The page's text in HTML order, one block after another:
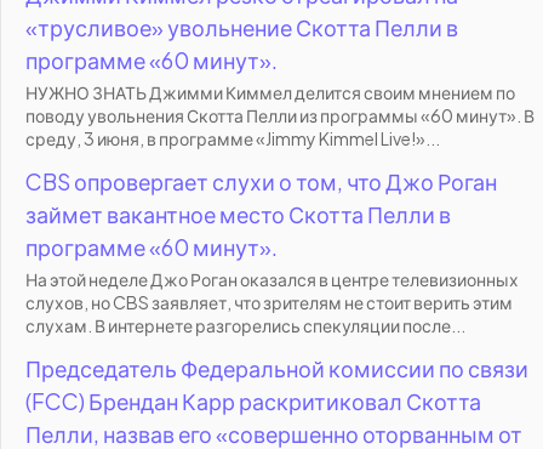
«трусливое» увольнение Скотта Пелли в
программе «60 минут».
НУЖНО ЗНАТЬ Джимми Киммел делится своим мнением по
поводу увольнения Скотта Пелли из программы «60 минут». В
среду, 3 июня, в программе «Jimmy Kimmel Live!»...
CBS опровергает слухи о том, что Джо Роган
займет вакантное место Скотта Пелли в
программе «60 минут».
На этой неделе Джо Роган оказался в центре телевизионных
слухов, но CBS заявляет, что зрителям не стоит верить этим
слухам. В интернете разгорелись спекуляции после...
Председатель Федеральной комиссии по связи
(FCC) Брендан Карр раскритиковал Скотта
Пелли, назвав его «совершенно оторванным от